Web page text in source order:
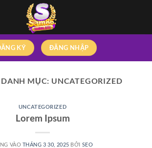
KÝ ĐĂNG NHẬP
MỤC: UNCATEGORIZED
UNCATEGORIZED
Lorem Ipsum
VÀO THÁNG 3 30, 2025 BỞI SEO